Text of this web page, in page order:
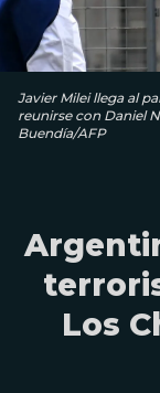
Javier Milei llega al
reunirse con Daniel
Buendía/AFP
Los